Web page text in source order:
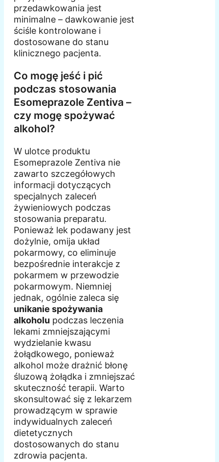
przedawkowania jest
minimalne – dawkowanie jest
ściśle kontrolowane i
dostosowane do stanu
klinicznego pacjenta.
Co mogę jeść i pić
podczas stosowania
Esomeprazole Zentiva –
czy mogę spożywać
alkohol?
W ulotce produktu
Esomeprazole Zentiva nie
zawarto szczegółowych
informacji dotyczących
specjalnych zaleceń
żywieniowych podczas
stosowania preparatu.
Ponieważ lek podawany jest
dożylnie, omija układ
pokarmowy, co eliminuje
bezpośrednie interakcje z
pokarmem w przewodzie
pokarmowym. Niemniej
jednak, ogólnie zaleca się
unikanie spożywania
alkoholu podczas leczenia
lekami zmniejszającymi
wydzielanie kwasu
żołądkowego, ponieważ
alkohol może drażnić błonę
śluzową żołądka i zmniejszać
skuteczność terapii. Warto
skonsultować się z lekarzem
prowadzącym w sprawie
indywidualnych zaleceń
dietetycznych
dostosowanych do stanu
zdrowia pacjenta.